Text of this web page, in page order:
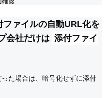
ァイルの自動URL化を
会社だけは 添付ファイ
た場合は、暗号化せずに添付